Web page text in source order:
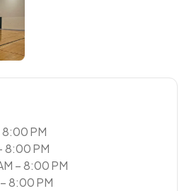
8:00 PM
8:00 PM
– 8:00 PM
8:00 PM